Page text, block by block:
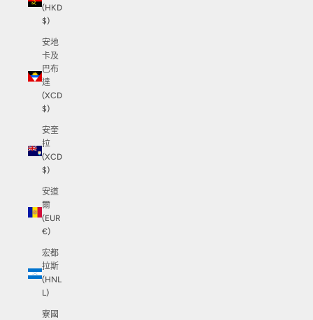
(HKD
$)
安地
卡及
巴布
達
(XCD
$)
安奎
拉
(XCD
$)
安道
爾
(EUR
€)
宏都
拉斯
(HNL
L)
寮國